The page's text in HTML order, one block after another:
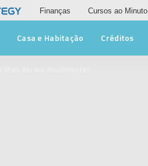
Finanças Cursos ao Minuto
Casa e Habitação Créditos